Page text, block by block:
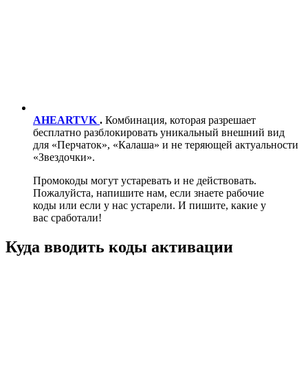
AHEARTVK . Комбинация, которая разрешает
бесплатно разблокировать уникальный внешний вид
для «Перчаток», «Калаша» и не теряющей актуальности
«Звездочки».
Промокоды могут устаревать и не действовать.
Пожалуйста, напишите нам, если знаете рабочие
коды или если у нас устарели. И пишите, какие у
вас сработали!
Куда вводить коды активации